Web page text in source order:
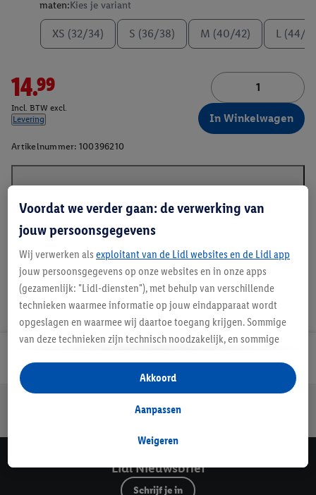
maten:Kies je variant
XS (32/34) S (36/38) M (40/42) L (44/
14.99
Incl. BTW excl.
Levering
In Winkelwagen
Artikelnummer: 100396210
Veilig winkelen
Lidl Nieuwsbrief
Schrijf je in
Voordat we verder gaan: de verwerking van
jouw persoonsgegevens
Wij verwerken als exploitant van de Lidl websites en de Lidl app
jouw persoonsgegevens op onze websites en in onze apps
(gezamenlijk: "Lidl-diensten"), met behulp van verschillende
technieken waarmee informatie op jouw eindapparaat wordt
opgeslagen en waarmee wij daartoe toegang krijgen. Sommige
van deze technieken zijn technisch noodzakelijk, en sommige
opslaan van voorkeursinstellingen, het verzamelen en
analyseren van statistieken of voor het tonen van
gepersonaliseerde reclame binnen en buiten de Lidl-diensten.
gegevens over jouw aankoopgedrag in de winkel ook voor de
Als je hier toestemming geeft aan ons voor het personaliseren
van reclame en als je vervolgens een Lidl Plus-account
Weigeren
Aanpassen
Akkoord